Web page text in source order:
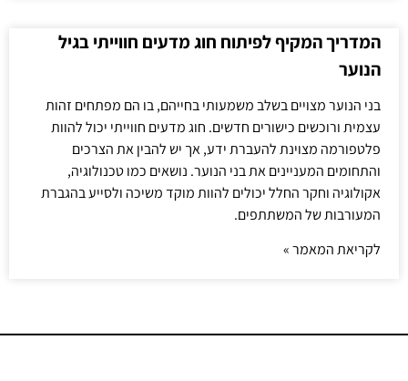
המדריך המקיף לפיתוח חוג מדעים חווייתי בגיל
הנוער
בני הנוער מצויים בשלב משמעותי בחייהם, בו הם מפתחים זהות
עצמית ורוכשים כישורים חדשים. חוג מדעים חווייתי יכול להוות
פלטפורמה מצוינת להעברת ידע, אך יש להבין את הצרכים
והתחומים המעניינים את בני הנוער. נושאים כמו טכנולוגיה,
אקולוגיה וחקר החלל יכולים להוות מוקד משיכה ולסייע בהגברת
המעורבות של המשתתפים.
לקריאת המאמר »